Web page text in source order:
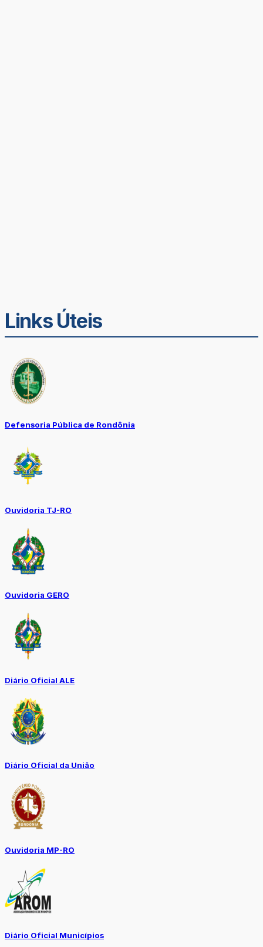
Links Úteis
Defensoria Pública de Rondônia
Ouvidoria TJ-RO
Ouvidoria GERO
Diário Oficial ALE
Diário Oficial da União
Ouvidoria MP-RO
Diário Oficial Municípios